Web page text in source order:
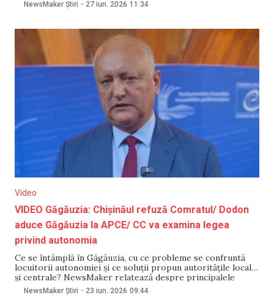
NewsMaker Știri - 27 iun. 2026 11:34
Video
VIDEO Găgăuzia: Chișinăul refuză Comratul/ Dodon
aduce Găgăuzia la APCE/ CC va examina legea
privind autonomia
Ce se întâmplă în Găgăuzia, cu ce probleme se confruntă
locuitorii autonomiei și ce soluții propun autoritățile locale
și centrale? NewsMaker relatează despre principalele
evenimente din autonomie:
NewsMaker Știri - 23 iun. 2026 09:44